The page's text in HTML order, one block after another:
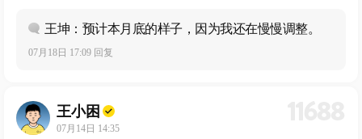
王坤：预计本月底的样子，因为我还在慢慢调整。
07月18日 17:09 回复
王小困
07月14日 14:35